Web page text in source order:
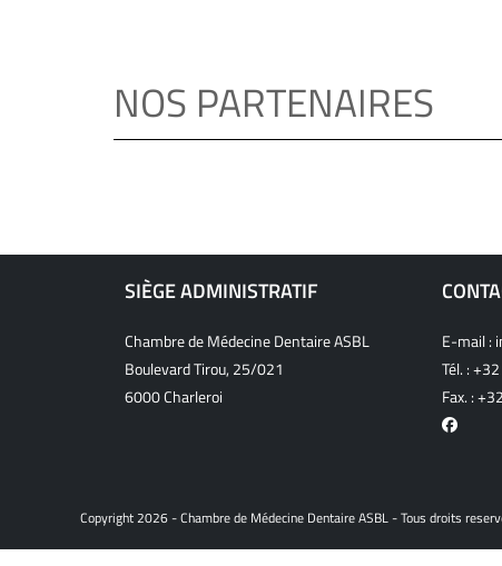
NOS PARTENAIRES
SIÈGE ADMINISTRATIF
Chambre de Médecine Dentaire ASBL
Boulevard Tirou, 25/021
6000 Charleroi
E-mail :
Tél. :
Fax. :
Copyright 2026 - Chambre de Médecine Dentaire ASBL - Tous droits